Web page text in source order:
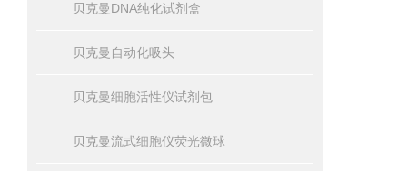
贝克曼DNA纯化试剂盒
贝克曼自动化吸头
贝克曼细胞活性仪试剂包
贝克曼流式细胞仪荧光微球